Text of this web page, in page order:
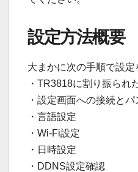
設定方法概要
大まかに次の手順で設定
・TR3818に割り振られ
・設定画面への接続と
・言語設定
・Wi-Fi設定
・日時設定
・DDNS設定確認